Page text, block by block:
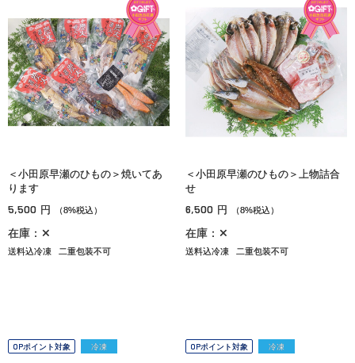
＜小田原早瀬のひもの＞焼いてあ
ります
5,500 円 （8%税込）
在庫：✕
送料込冷凍 二重包装不可
＜小田原早瀬のひもの＞上物詰合
せ
6,500 円 （8%税込）
在庫：✕
送料込冷凍 二重包装不可
OPポイント対象 冷凍 OPポイント対象 冷凍